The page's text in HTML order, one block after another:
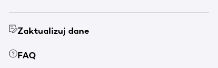
Zaktualizuj dane
FAQ